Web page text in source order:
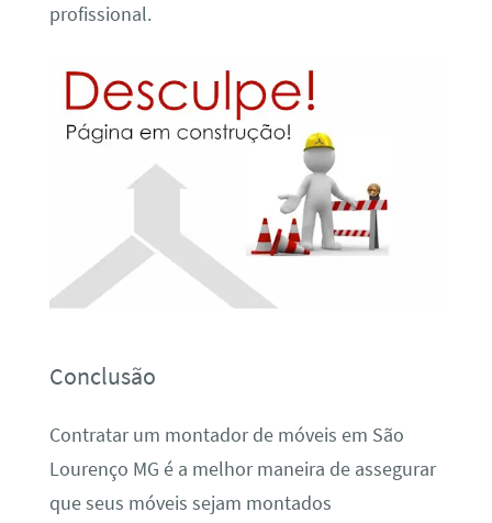
profissional.
Conclusão
Contratar um montador de móveis em São
Lourenço MG é a melhor maneira de assegurar
que seus móveis sejam montados